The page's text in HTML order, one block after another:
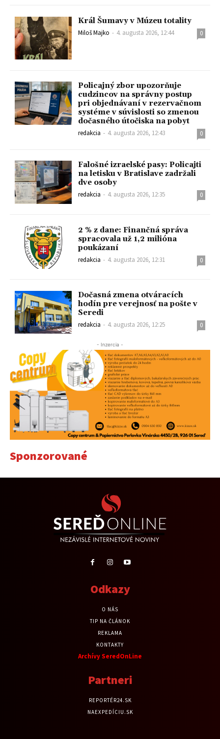
Král Šumavy v Múzeu totality
Miloš Majko - 4. augusta 2026, 12:44 0
Policajný zbor upozorňuje
cudzincov na správny postup
pri objednávaní v rezervačnom
systéme v súvislosti so zmenou
dočasného útočiska na pobyt
redakcia - 4. augusta 2026, 12:43 0
Falošné izraelské pasy: Policajti
na letisku v Bratislave zadržali
dve osoby
redakcia - 4. augusta 2026, 12:35 0
2 % z dane: Finančná správa
spracovala už 1,2 milióna
poukázaní
redakcia - 4. augusta 2026, 12:31 0
Dočasná zmena otváracích
hodín pre verejnosť na pošte v
Seredi
redakcia - 4. augusta 2026, 12:25 0
- Inzercia -
Sponzorované
Odkazy
O NÁS
TIP NA ČLÁNOK
REKLAMA
KONTAKTY
Archívy SeredOnLine
Partneri
REPORTÉR24.SK
NAEXPEDÍCIU.SK